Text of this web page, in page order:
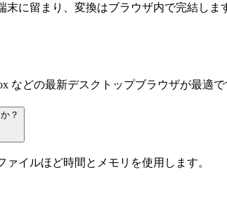
末に留まり、変換はブラウザ内で完結しま
などの最新デスクトップブラウザが最適で
？
ァイルほど時間とメモリを使用します。